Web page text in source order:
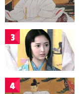
3
4